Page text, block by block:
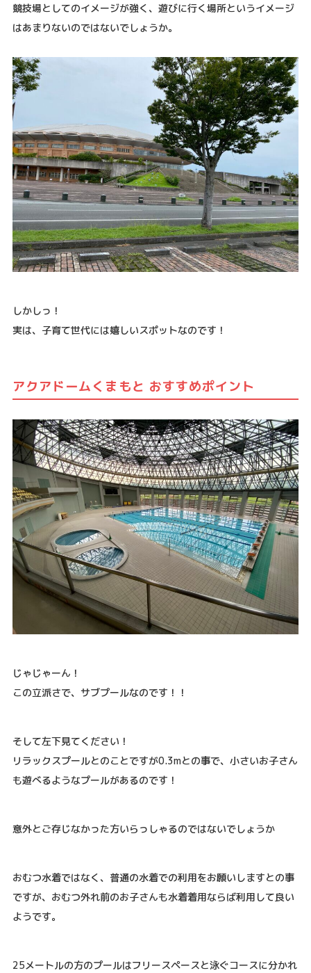
競技場としてのイメージが強く、遊びに行く場所というイメージ
はあまりないのではないでしょうか。
しかしっ！
実は、子育て世代には嬉しいスポットなのです！
アクアドームくまもと おすすめポイント
じゃじゃーん！
この立派さで、サブプールなのです！！
そして左下見てください！
リラックスプールとのことですが0.3mとの事で、小さいお子さん
も遊べるようなプールがあるのです！
意外とご存じなかった方いらっしゃるのではないでしょうか
おむつ水着ではなく、普通の水着での利用をお願いしますとの事
ですが、おむつ外れ前のお子さんも水着着用ならば利用して良い
ようです。
25メートルの方のプールはフリースペースと泳ぐコースに分かれ